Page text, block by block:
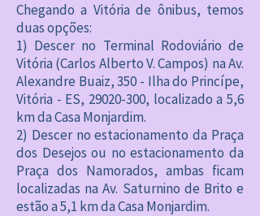
Chegando a Vitória de ônibus, temos
duas opções:
1) Descer no Terminal Rodoviário de
Vitória (Carlos Alberto V. Campos) na Av.
Alexandre Buaiz, 350 - Ilha do Princípe,
Vitória - ES, 29020-300, localizado a 5,6
km da Casa Monjardim.
2) Descer no estacionamento da Praça
dos Desejos ou no estacionamento da
Praça dos Namorados, ambas ficam
localizadas na Av. Saturnino de Brito e
estão a 5,1 km da Casa Monjardim.